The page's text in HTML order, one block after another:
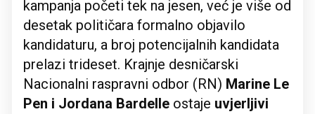
kampanja početi tek na jesen, već je više od
desetak političara formalno objavilo
kandidaturu, a broj potencijalnih kandidata
prelazi trideset. Krajnje desničarski
Nacionalni raspravni odbor (RN) Marine Le
Pen i Jordana Bardelle ostaje uvjerljivi